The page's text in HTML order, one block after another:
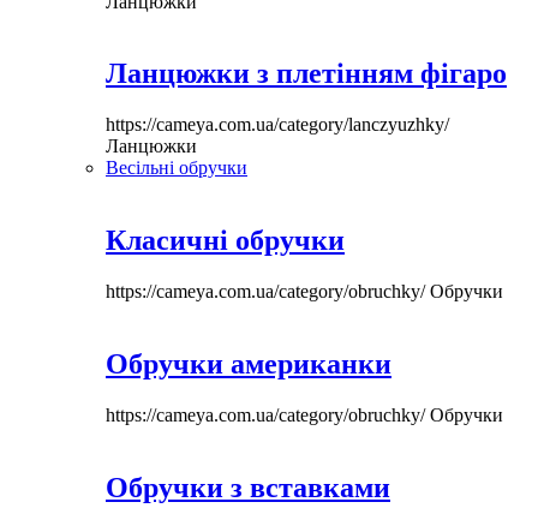
Ланцюжки з плетінням фігаро
https://cameya.com.ua/category/lanczyuzhky/
Ланцюжки
Весільні обручки
Класичні обручки
https://cameya.com.ua/category/obruchky/Обручки
Обручки американки
https://cameya.com.ua/category/obruchky/Обручки
Обручки з вставками